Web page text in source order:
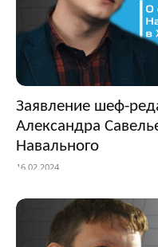
Заявление шеф-
Александра
Навального
16.02.2024